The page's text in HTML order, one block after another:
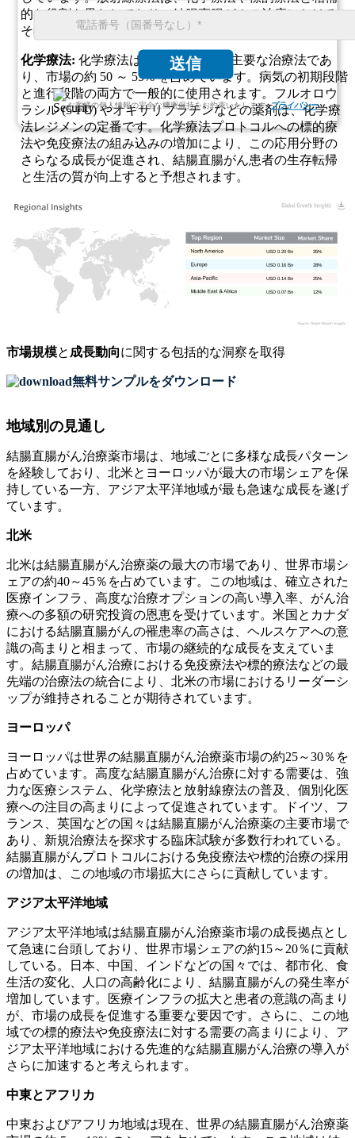
送信
お客様の個人情報の完全な機密保持をお約束いたします.プライバシー
的な役割を果たしており、結腸直腸がんの治療における
その重要性をさらに裏付けています。
化学療法: 化学療法は結腸直腸がんの主要な治療法であ
り、市場の約 50 ～ 55% を占めています。病気の初期段階
と進行段階の両方で一般的に使用されます。フルオロウ
ラシル (5-FU) やオキサリプラチンなどの薬剤は、化学療
法レジメンの定番です。化学療法プロトコルへの標的療
法や免疫療​​法の組み込みの増加により、この応用分野の
さらなる成長が促進され、結腸直腸がん患者の生存転帰
と生活の質が向上すると予想されます。
12%
USD 0.07 Bn
25%
USD 0.14 Bn
28%
USD 0.16 Bn
35%
USD 0.20 Bn
市場規模と 成長動向に関する包括的な洞察を取得
無料サンプルをダウンロード
地域別の見通し
結腸直腸がん治療薬市場は、地域ごとに多様な成長パターン
を経験しており、北米とヨーロッパが最大の市場シェアを保
持している一方、アジア太平洋地域が最も急速な成長を遂げ
ています。
北米
北米は結腸直腸がん治療薬の最大の市場であり、世界市場シ
ェアの約40～45％を占めています。この地域は、確立された
医療インフラ、高度な治療オプションの高い導入率、がん治
療への多額の研究投資の恩恵を受けています。米国とカナダ
における結腸直腸がんの罹患率の高さは、ヘルスケアへの意
識の高まりと相まって、市場の継続的な成長を支えていま
す。結腸直腸がん治療における免疫療法や標的療法などの最
先端の治療法の統合により、北米の市場におけるリーダーシ
ップが維持されることが期待されています。
ヨーロッパ
ヨーロッパは世界の結腸直腸がん治療薬市場の約25～30％を
占めています。高度な結腸直腸がん治療に対する需要は、強
力な医療システム、化学療法と放射線療法の普及、個別化医
療への注目の高まりによって促進されています。ドイツ、フ
ランス、英国などの国々は結腸直腸がん治療薬の主要市場で
あり、新規治療法を探求する臨床試験が多数行われている。
結腸直腸がんプロトコルにおける免疫療法や標的治療の採用
の増加は、この地域の市場拡大にさらに貢献しています。
アジア太平洋地域
アジア太平洋地域は結腸直腸がん治療薬市場の成長拠点とし
て急速に台頭しており、世界市場シェアの約15～20％に貢献
している。日本、中国、インドなどの国々では、都市化、食
生活の変化、人口の高齢化により、結腸直腸がんの発生率が
増加しています。医療インフラの拡大と患者の意識の高まり
が、市場の成長を促進する重要な要因です。さらに、この地
域での標的療法や免疫療​​法に対する需要の高まりにより、ア
ジア太平洋地域における先進的な結腸直腸がん治療の導入が
さらに加速すると考えられます。
中東とアフリカ
中東およびアフリカ地域は現在、世界の結腸直腸がん治療薬